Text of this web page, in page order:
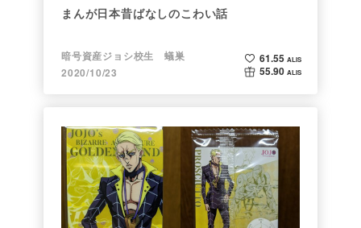
まんが日本昔ばなしのこわい話
暗号資産ジョシ校生 蟻巣
2020/10/23
61.55 ALIS
55.90 ALIS